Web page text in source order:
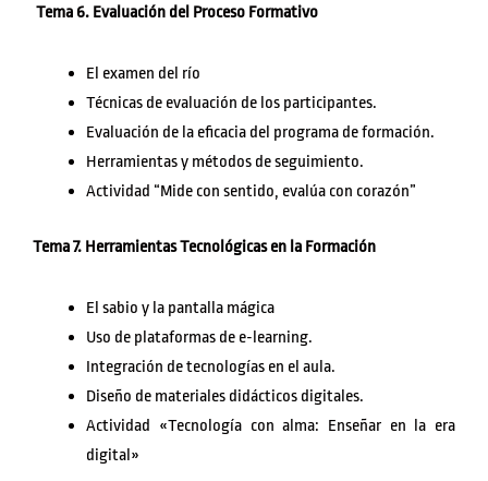
Tema 6. Evaluación del Proceso Formativo
El examen del río
Técnicas de evaluación de los participantes.
Evaluación de la eficacia del programa de formación.
Herramientas y métodos de seguimiento.
Actividad “Mide con sentido, evalúa con corazón”
Tema 7. Herramientas Tecnológicas en la Formación
El sabio y la pantalla mágica
Uso de plataformas de e-learning.
Integración de tecnologías en el aula.
Diseño de materiales didácticos digitales.
Actividad «Tecnología con alma: Enseñar en la era
digital»